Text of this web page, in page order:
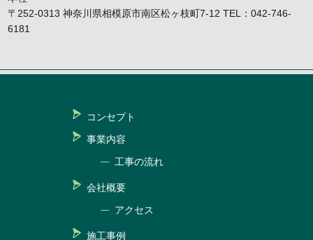
〒252-0313 神奈川県相模原市南区松ヶ枝町7-12 TEL：042-746-
6181
コンセプト
事業内容
工事の流れ
会社概要
アクセス
施工事例